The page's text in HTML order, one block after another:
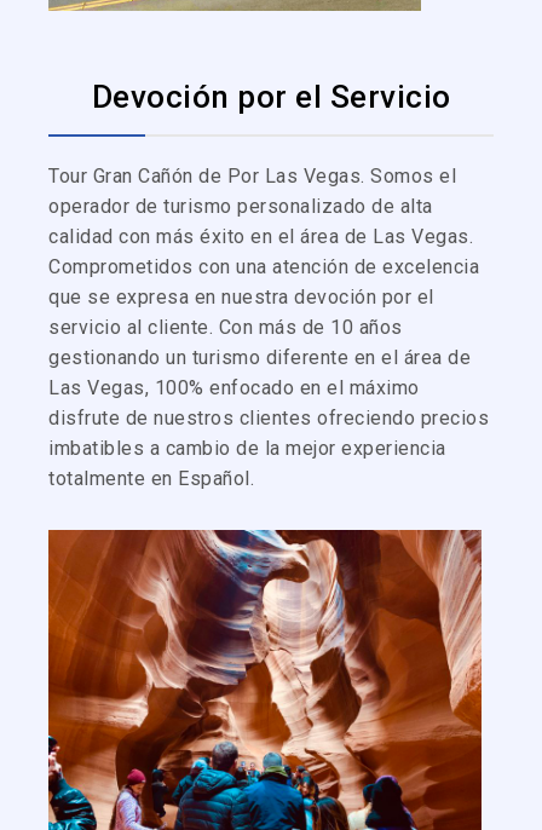
Devoción por el Servicio
Tour Gran Cañón de Por Las Vegas. Somos el
operador de turismo personalizado de alta
calidad con más éxito en el área de Las Vegas.
Comprometidos con una atención de excelencia
que se expresa en nuestra devoción por el
servicio al cliente. Con más de 10 años
gestionando un turismo diferente en el área de
Las Vegas, 100% enfocado en el máximo
disfrute de nuestros clientes ofreciendo precios
imbatibles a cambio de la mejor experiencia
totalmente en Español.